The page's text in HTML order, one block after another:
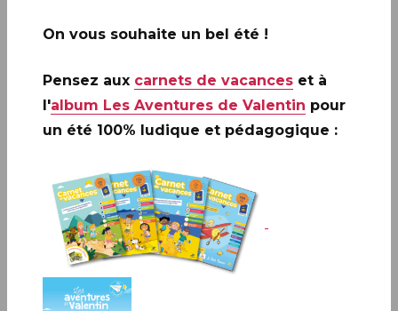
Paris (75)
On vous souhaite un bel été !
Pensez aux carnets de vacances et à
l'album Les Aventures de Valentin pour
un été 100% ludique et pédagogique :